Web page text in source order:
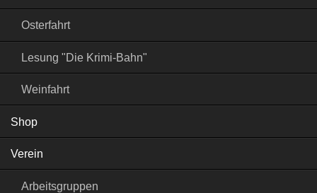
Osterfahrt
Lesung "Die Krimi-Bahn"
Weinfahrt
Shop
Verein
Arbeitsgruppen